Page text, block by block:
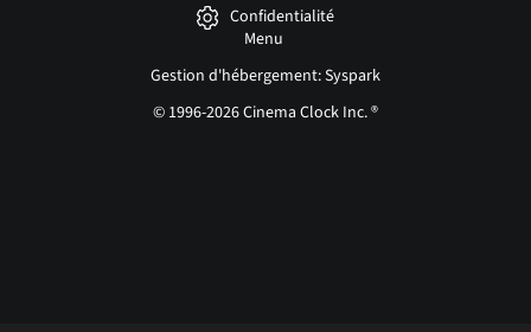
Confidentialité
Menu
Gestion d'hébergement: Syspark
© 1996-2026 Cinema Clock Inc. ®